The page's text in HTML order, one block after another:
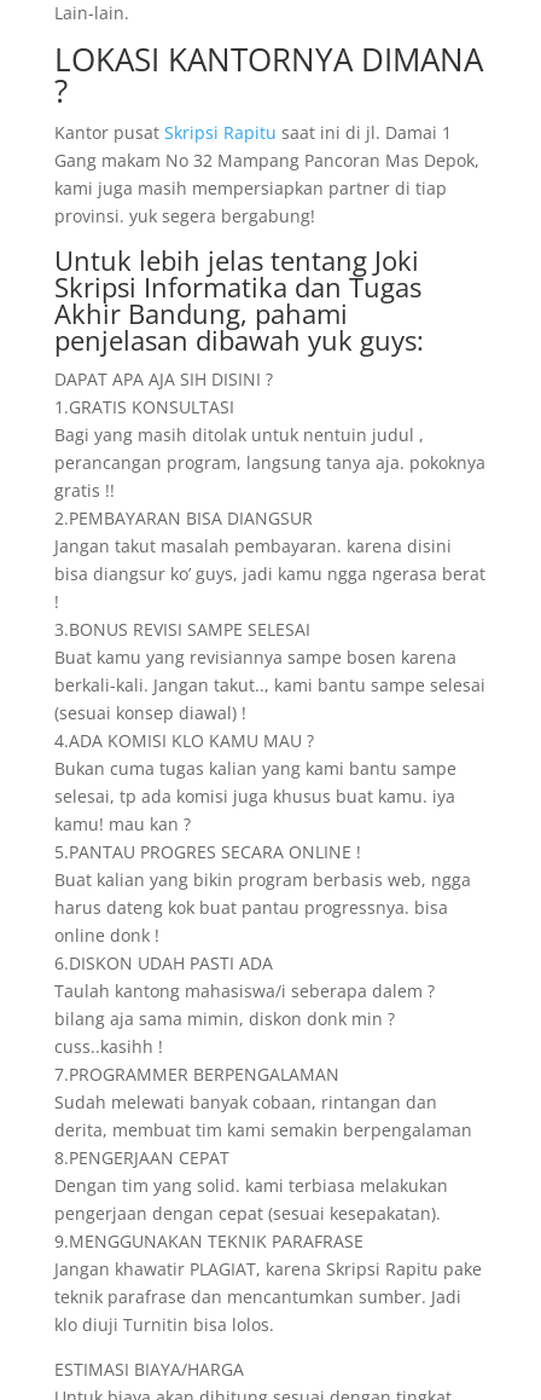
Lain-lain.
LOKASI KANTORNYA DIMANA
?
Kantor pusat Skripsi Rapitu saat ini di jl. Damai 1
Gang makam No 32 Mampang Pancoran Mas Depok,
kami juga masih mempersiapkan partner di tiap
provinsi. yuk segera bergabung!
Untuk lebih jelas tentang Joki
Skripsi Informatika dan Tugas
Akhir Bandung, pahami
penjelasan dibawah yuk guys:
DAPAT APA AJA SIH DISINI ?
1.GRATIS KONSULTASI
Bagi yang masih ditolak untuk nentuin judul ,
perancangan program, langsung tanya aja. pokoknya
gratis !!
2.PEMBAYARAN BISA DIANGSUR
Jangan takut masalah pembayaran. karena disini
bisa diangsur ko’ guys, jadi kamu ngga ngerasa berat
!
3.BONUS REVISI SAMPE SELESAI
Buat kamu yang revisiannya sampe bosen karena
berkali-kali. Jangan takut.., kami bantu sampe selesai
(sesuai konsep diawal) !
4.ADA KOMISI KLO KAMU MAU ?
Bukan cuma tugas kalian yang kami bantu sampe
selesai, tp ada komisi juga khusus buat kamu. iya
kamu! mau kan ?
5.PANTAU PROGRES SECARA ONLINE !
Buat kalian yang bikin program berbasis web, ngga
harus dateng kok buat pantau progressnya. bisa
online donk !
6.DISKON UDAH PASTI ADA
Taulah kantong mahasiswa/i seberapa dalem ?
bilang aja sama mimin, diskon donk min ?
cuss..kasihh !
7.PROGRAMMER BERPENGALAMAN
Sudah melewati banyak cobaan, rintangan dan
derita, membuat tim kami semakin berpengalaman
8.PENGERJAAN CEPAT
Dengan tim yang solid. kami terbiasa melakukan
pengerjaan dengan cepat (sesuai kesepakatan).
9.MENGGUNAKAN TEKNIK PARAFRASE
Jangan khawatir PLAGIAT, karena Skripsi Rapitu pake
teknik parafrase dan mencantumkan sumber. Jadi
klo diuji Turnitin bisa lolos.
ESTIMASI BIAYA/HARGA